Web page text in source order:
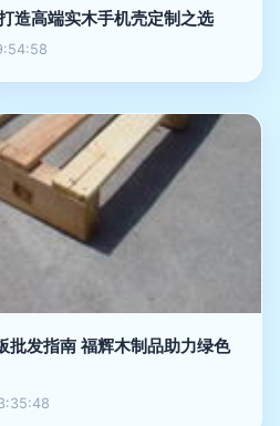
造高端实木手机壳定制之选
批发指南 福辉木制品助力绿色